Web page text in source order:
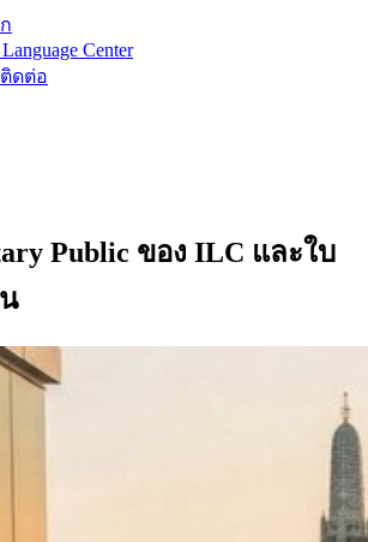
Center
ติดต่อ
Public ของ ILC และใบ